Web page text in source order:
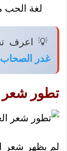
لغة
💡 اعرف
غدر الصحاب
تطور شعر
لم يظهر شعر